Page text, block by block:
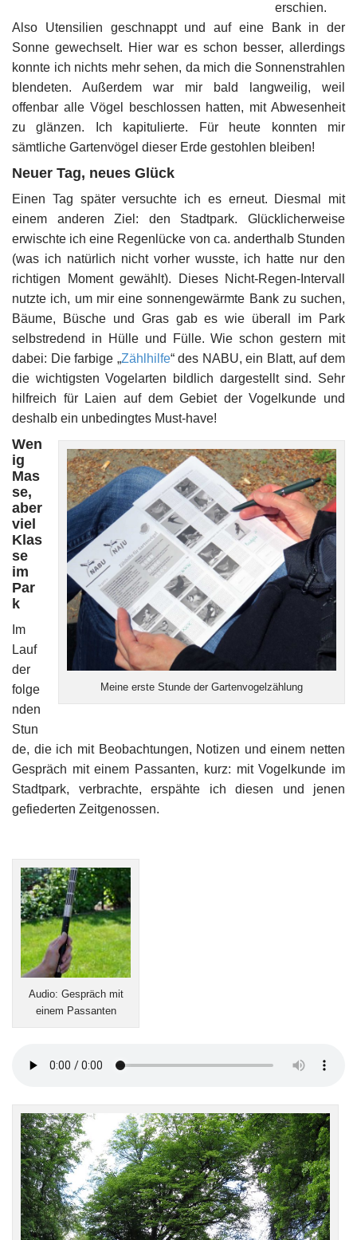
erschien.
Also Utensilien geschnappt und auf eine Bank in der
Sonne gewechselt. Hier war es schon besser, allerdings
konnte ich nichts mehr sehen, da mich die Sonnenstrahlen
blendeten. Außerdem war mir bald langweilig, weil
offenbar alle Vögel beschlossen hatten, mit Abwesenheit
zu glänzen. Ich kapitulierte. Für heute konnten mir
sämtliche Gartenvögel dieser Erde gestohlen bleiben!
Neuer Tag, neues Glück
Einen Tag später versuchte ich es erneut. Diesmal mit
einem anderen Ziel: den Stadtpark. Glücklicherweise
erwischte ich eine Regenlücke von ca. anderthalb Stunden
(was ich natürlich nicht vorher wusste, ich hatte nur den
richtigen Moment gewählt). Dieses Nicht-Regen-Intervall
nutzte ich, um mir eine sonnengewärmte Bank zu suchen,
Bäume, Büsche und Gras gab es wie überall im Park
selbstredend in Hülle und Fülle. Wie schon gestern mit
dabei: Die farbige „Zählhilfe“ des NABU, ein Blatt, auf dem
die wichtigsten Vogelarten bildlich dargestellt sind. Sehr
hilfreich für Laien auf dem Gebiet der Vogelkunde und
deshalb ein unbedingtes Must-have!
Meine erste Stunde der Gartenvogelzählung
Wen
ig
Mas
se,
aber
viel
Klas
se
im
Par
k
Im
Lauf
der
folge
nden
Stun
de, die ich mit Beobachtungen, Notizen und einem netten
Gespräch mit einem Passanten, kurz: mit Vogelkunde im
Stadtpark, verbrachte, erspähte ich diesen und jenen
gefiederten Zeitgenossen.
Audio: Gespräch mit
einem Passanten